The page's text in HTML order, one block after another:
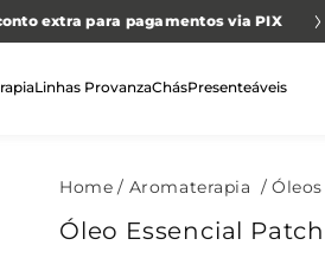
extra para pagamentos via PIX
Linhas ProvanzaChásPresenteáveis
Aromaterapia
Óleo Essencial